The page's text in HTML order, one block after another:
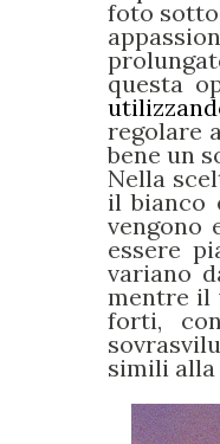
foto
questa
regolare
bene un
Nella
il bianco
vengono
essere
variano
mentre il
forti,
simili alla